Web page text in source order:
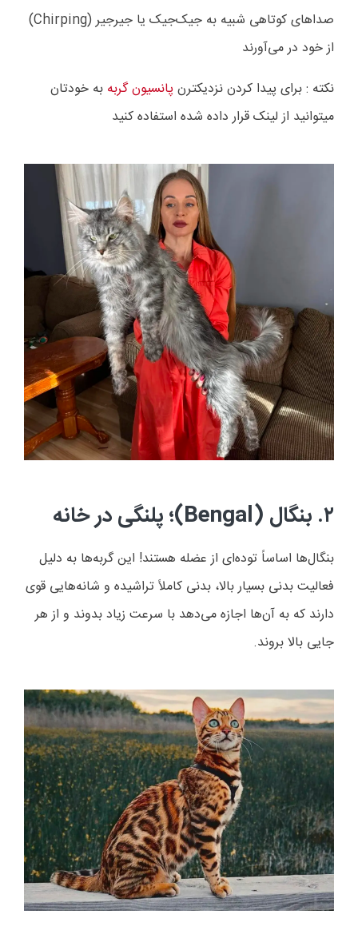
صداهای کوتاهی شبیه به جیک‌جیک یا جیرجیر (Chirping)
از خود در می‌آورند
نکته : برای پیدا کردن نزدیکترنپانسیون گربه به خودتان
میتوانید از لینک قرار داده شده استفاده کنید
۲. بنگال (Bengal)؛ پلنگی در خانه
بنگال‌ها اساساً توده‌ای از عضله هستند! این گربه‌ها به دلیل
فعالیت بدنی بسیار بالا، بدنی کاملاً تراشیده و شانه‌هایی قوی
دارند که به آن‌ها اجازه می‌دهد با سرعت زیاد بدوند و از هر
جایی بالا بروند.